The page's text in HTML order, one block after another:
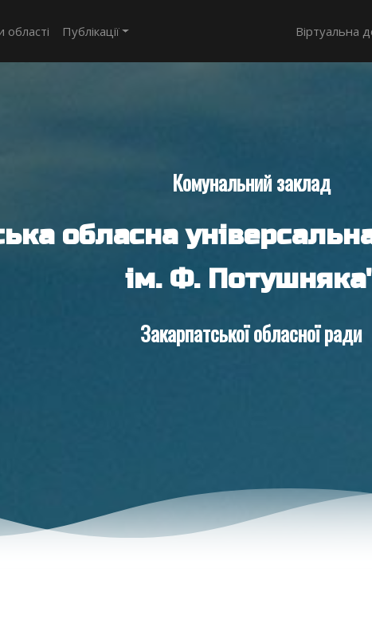
області Публікації Віртуальна
Комунальний заклад
обласна
ім. Ф.
Закарпатської обласної ради